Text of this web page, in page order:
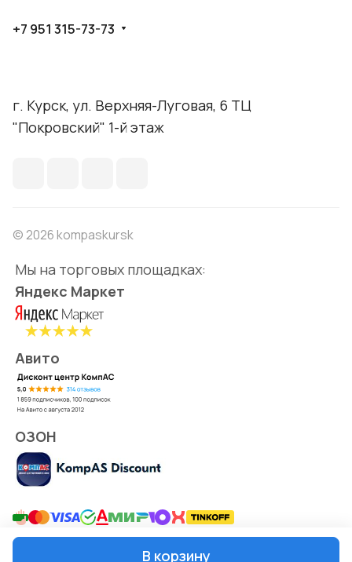
В корзину
+7 951 315-73-73
г. Курск, ул. Верхняя-Луговая, 6 ТЦ
"Покровский" 1-й этаж
© 2026 kompaskursk
Мы на торговых площадках:
Яндекс Маркет
Авито
ОЗОН
Конфиденциальность Оферта